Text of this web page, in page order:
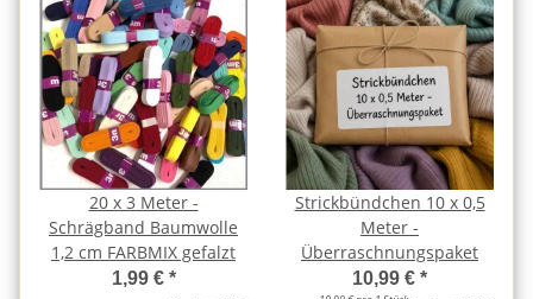
20 x 3 Meter -
Schrägband Baumwolle
1,2 cm FARBMIX gefalzt
1,99 € *
Strickbündchen 10 x 0,5
Meter -
Überraschnungspaket
10,99 € *